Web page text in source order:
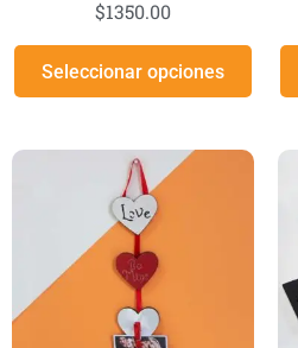
$1350.00
Seleccionar opciones